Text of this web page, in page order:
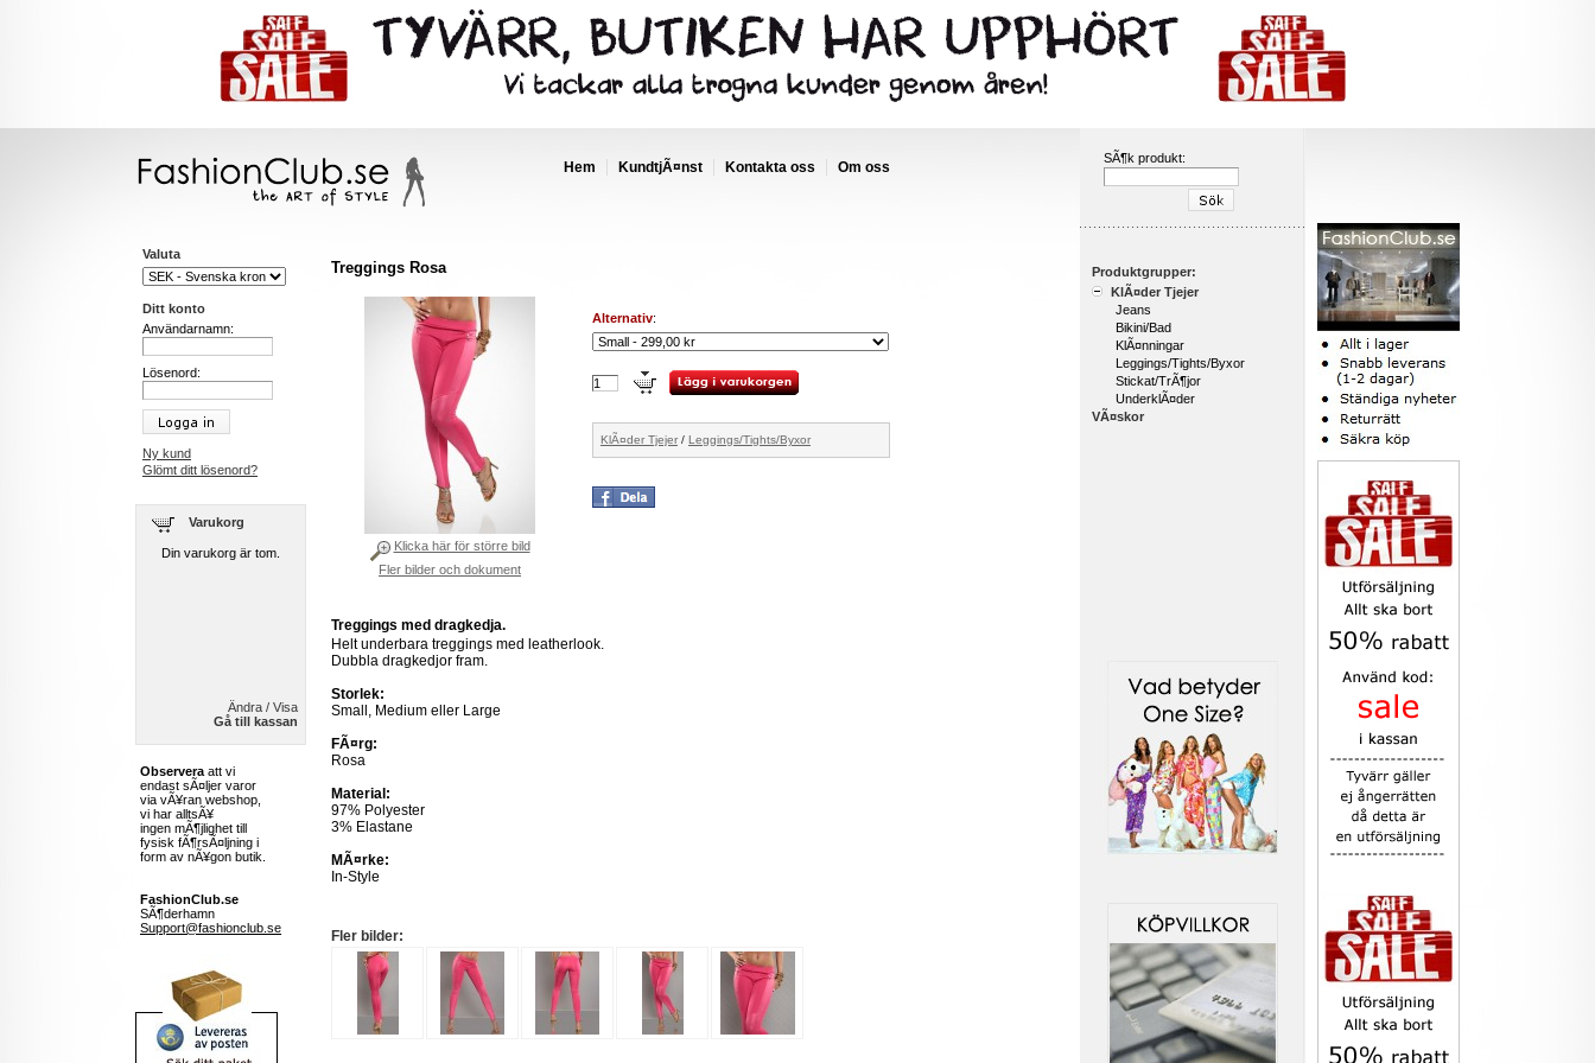
SÃ¶k produkt:
Hem KundtjÃ¤nst Kontakta oss Om oss
Treggings Rosa
Klicka här för större bild
Fler bilder och dokument
Alternativ:
KlÃ¤der Tjejer / Leggings/Tights/Byxor
Treggings med dragkedja.
Helt underbara treggings med leatherlook.
Dubbla dragkedjor fram.
Storlek:
Small, Medium eller Large
FÃ¤rg:
Rosa
Material:
97% Polyester
3% Elastane
MÃ¤rke:
In-Style
Fler bilder:
Valuta
Ditt konto
Användarnamn:
Lösenord:
Ny kund
Glömt ditt lösenord?
Varukorg
Din varukorg är tom.
Ändra / Visa
Gå till kassan
Observera att vi
endast sÃ¤ljer varor
via vÃ¥ran webshop,
vi har alltsÃ¥
ingen mÃ¶jlighet till
fysisk fÃ¶rsÃ¤ljning i
form av nÃ¥gon butik.
FashionClub.se
SÃ¶derhamn
Support@fashionclub.se
Produktgrupper:
KlÃ¤der Tjejer
Jeans
Bikini/Bad
KlÃ¤nningar
Leggings/Tights/Byxor
Stickat/TrÃ¶jor
UnderklÃ¤der
VÃ¤skor